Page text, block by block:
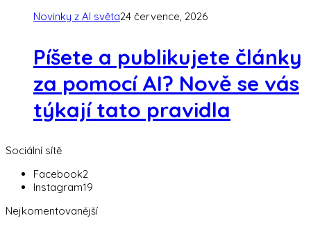
Novinky z AI světa24 července, 2026
Píšete a publikujete články
za pomocí AI? Nově se vás
týkají tato pravidla
Sociální sítě
Facebook2
Instagram19
Nejkomentovanější